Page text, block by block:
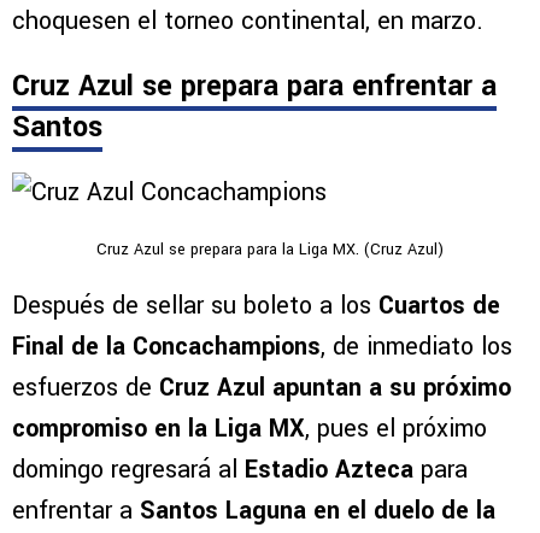
choquesen el torneo continental, en marzo.
Cruz Azul se prepara para enfrentar a
Santos
Cruz Azul se prepara para la Liga MX. (Cruz Azul)
Después de sellar su boleto a los Cuartos de
Final de la Concachampions, de inmediato los
esfuerzos de Cruz Azul apuntan a su próximo
compromiso en la Liga MX, pues el próximo
domingo regresará al Estadio Azteca para
enfrentar a Santos Laguna en el duelo de la